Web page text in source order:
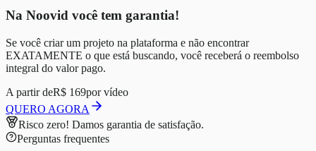
Na Noovid você tem garantia!
Se você criar um projeto na plataforma e não encontrar
EXATAMENTE o que está buscando, você receberá o reembolso
integral do valor pago.
A partir deR$ 169por vídeo
QUERO AGORA
Risco zero! Damos garantia de satisfação.
Perguntas frequentes